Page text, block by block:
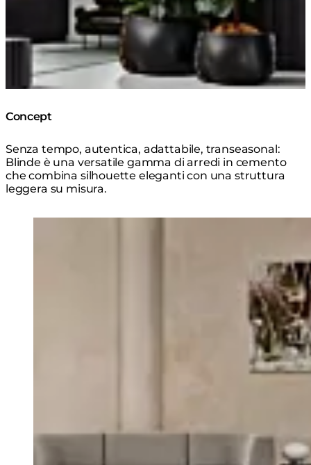
Concept
Senza tempo, autentica, adattabile, transeasonal:
Blinde è una versatile gamma di arredi in cemento
che combina silhouette eleganti con una struttura
leggera su misura.